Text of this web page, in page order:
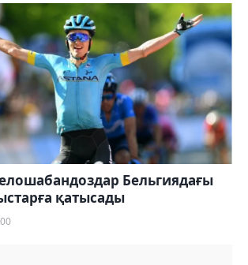
Бельгиядағы
қатысады